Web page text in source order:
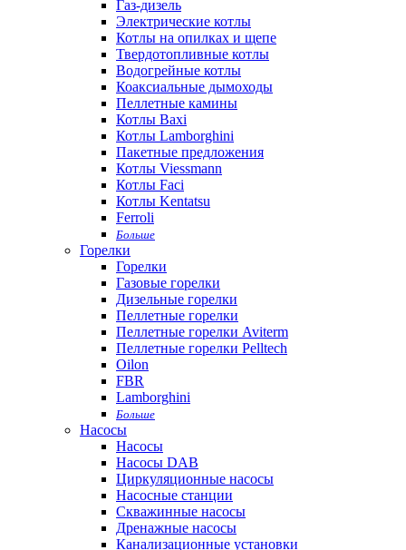
Газ-дизель
Электрические котлы
Котлы на опилках и щепе
Твердотопливные котлы
Водогрейные котлы
Коаксиальные дымоходы
Пеллетные камины
Котлы Baxi
Котлы Lamborghini
Пакетные предложения
Котлы Viessmann
Котлы Faci
Котлы Kentatsu
Ferroli
Больше
Горелки
Горелки
Газовые горелки
Дизельные горелки
Пеллетные горелки
Пеллетные горелки Aviterm
Пеллетные горелки Pelltech
Oilon
FBR
Lamborghini
Больше
Насосы
Насосы
Насосы DAB
Циркуляционные насосы
Насосные станции
Скважинные насосы
Дренажные насосы
Канализационные установки